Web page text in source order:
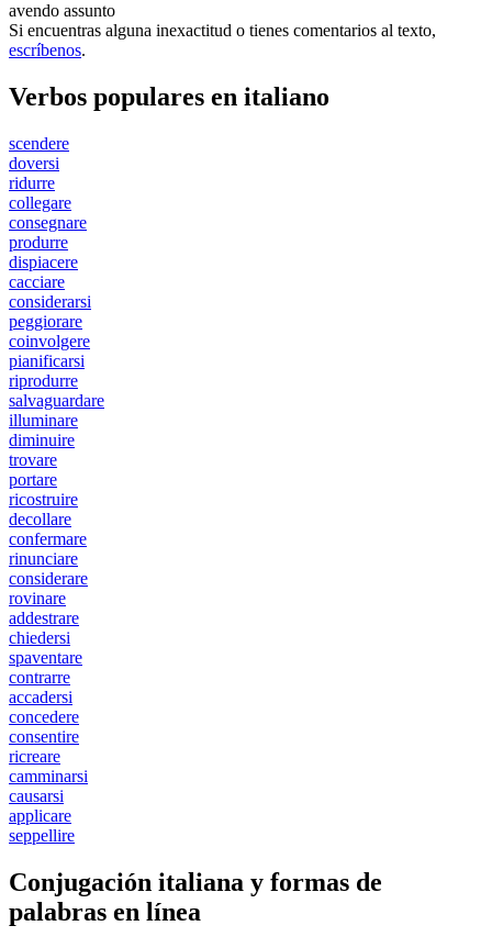
avendo assunto
Si encuentras alguna inexactitud o tienes comentarios al texto,
escríbenos.
Verbos populares en italiano
scendere
doversi
ridurre
collegare
consegnare
produrre
dispiacere
cacciare
considerarsi
peggiorare
coinvolgere
pianificarsi
riprodurre
salvaguardare
illuminare
diminuire
trovare
portare
ricostruire
decollare
confermare
rinunciare
considerare
rovinare
addestrare
chiedersi
spaventare
contrarre
accadersi
concedere
consentire
ricreare
camminarsi
causarsi
applicare
seppellire
Conjugación italiana y formas de
palabras en línea